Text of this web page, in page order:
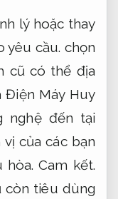
lý hoặc thay
yêu cầu. chọn
cũ có thể địa
Điện Máy Huy
nghệ đến tại
vị của các bạn
hòa.Cam kết.
còn tiêu dùng